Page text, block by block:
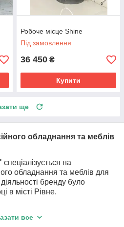
Робоче місце Shine
Під замовлення
36 450 ₴
Купити
ще
обладнання та меблів
спеціалізується на
обладнання та меблів для
бренду було
в місті Рівне.
діяльності, ми грунтовно
все